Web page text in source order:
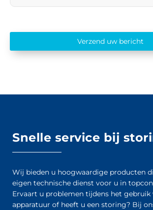
Verzend uw bericht
Snelle service bij
Wij bieden u hoogwaardige producten
eigen technische dienst voor u in
Ervaart u problemen tijdens het gebruik
apparatuur of heeft u een storing? Bij